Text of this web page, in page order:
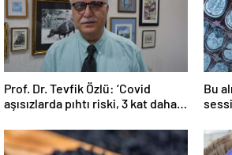
Prof. Dr. Tevfik Özlü: ‘Covid
aşısızlarda pıhtı riski, 3 kat daha
Bu